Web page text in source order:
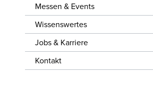
Messen & Events
Wissenswertes
Jobs & Karriere
Kontakt